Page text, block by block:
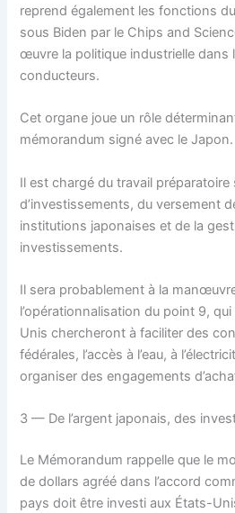
reprend également les fonctions
sous Biden par le Chips and
œuvre la politique industrielle dans
conducteurs.
Cet organe joue un rôle
mémorandum signé avec le Japon.
Il est chargé du travail préparatoire
d’investissements, du versement
institutions japonaises et de la
investissements.
Il sera probablement à la
l’opérationnalisation du point 9,
Unis chercheront à faciliter des
fédérales, l’accès à l’eau, à
organiser des engagements
3 — De l’argent japonais, des
Le Mémorandum rappelle que le
de dollars agréé dans l’accord
pays doit être investi aux États-